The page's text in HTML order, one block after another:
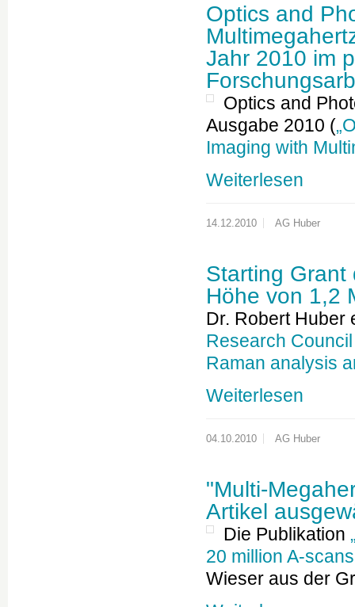
Optics and
Jahr 2010 im
Optics and
Ausgabe 2010 (
Imaging with
Weiterlesen
14.12.2010 AG Huber
Starting Grant
Höhe von 1,2
Dr. Robert Huber
Research
Raman analysis
Weiterlesen
04.10.2010 AG Huber
"Multi-
Artikel
Die Publikation
20 million A-
Wieser aus der